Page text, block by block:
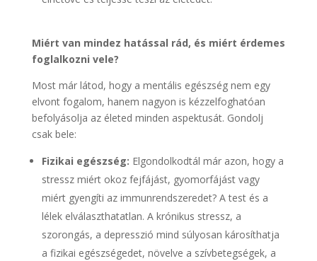
Miért van mindez hatással rád, és miért érdemes
foglalkozni vele?
Most már látod, hogy a mentális egészség nem egy
elvont fogalom, hanem nagyon is kézzelfoghatóan
befolyásolja az életed minden aspektusát. Gondolj
csak bele:
Fizikai egészség: Elgondolkodtál már azon, hogy a
stressz miért okoz fejfájást, gyomorfájást vagy
miért gyengíti az immunrendszeredet? A test és a
lélek elválaszthatatlan. A krónikus stressz, a
szorongás, a depresszió mind súlyosan károsíthatja
a fizikai egészségedet, növelve a szívbetegségek, a